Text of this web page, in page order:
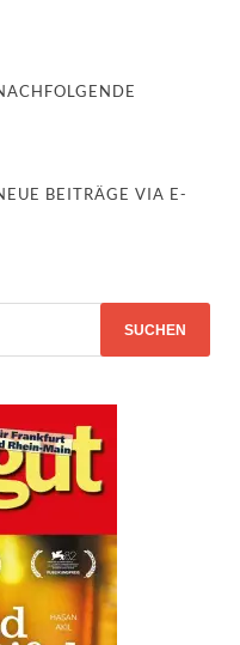
BEITRÄGE VIA E-